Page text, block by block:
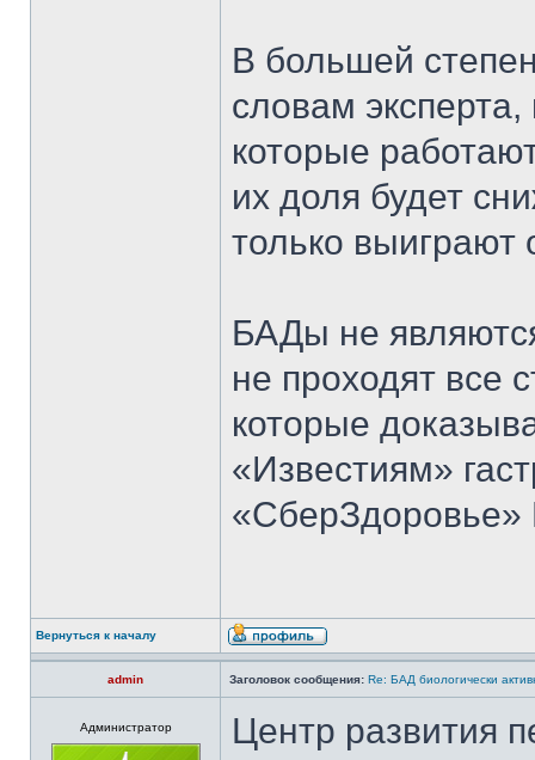
В большей
словам
которые
их доля будет
только выиграют
БАДы не
не проходят все
которые
«Известиям»
Вернуться к началу
admin Заголовок сообщения: Re: БАД биологически
Администратор
Центр развития